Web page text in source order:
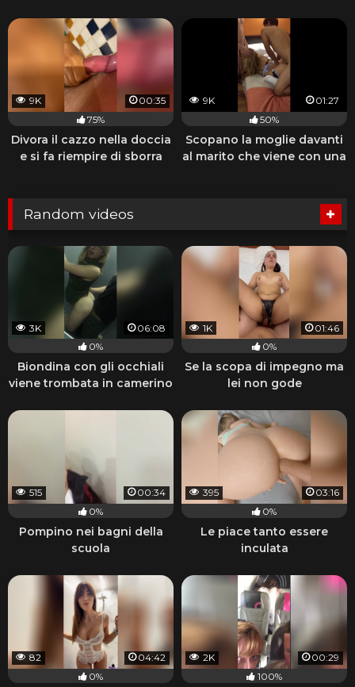
9K
00:35
75%
Divora il cazzo nella doccia
e si fa riempire di sborra
9K
01:27
50%
Scopano la moglie davanti
al marito che viene con una
Random videos
3K
06:08
0%
Biondina con gli occhiali
viene trombata in camerino
1K
01:46
0%
Se la scopa di impegno ma
lei non gode
515
00:34
0%
Pompino nei bagni della
scuola
395
03:16
0%
Le piace tanto essere
inculata
82
04:42
0%
2K
00:29
100%